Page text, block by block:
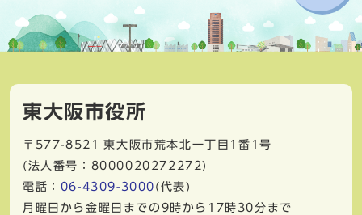
東大阪市役所
〒577-8521
東大阪市荒本北一丁目1番1号
(法人番号：8000020272272)
電話： 06-4309-3000 (代表)
月曜日から金曜日までの9時から17時30分まで